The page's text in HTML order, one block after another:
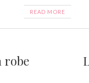
READ MORE
robe